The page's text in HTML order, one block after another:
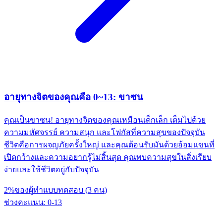
อายุทางจิตของคุณคือ 0~13: ขาซน
คุณเป็นขาซน! อายุทางจิตของคุณเหมือนเด็กเล็ก เต็มไปด้วย
ความมหัศจรรย์ ความสนุก และโฟกัสที่ความสุขของปัจจุบัน
ชีวิตคือการผจญภัยครั้งใหญ่ และคุณต้อนรับมันด้วยอ้อมแขนที่
เปิดกว้างและความอยากรู้ไม่สิ้นสุด คุณพบความสุขในสิ่งเรียบ
ง่ายและใช้ชีวิตอยู่กับปัจจุบัน
2%ของผู้ทำแบบทดสอบ (3 คน)
ช่วงคะแนน: 0-13